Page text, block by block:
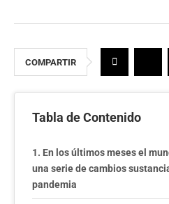
COMPARTIR
Tabla de Contenido
En los últimos meses el
una serie de cambios
pandemia